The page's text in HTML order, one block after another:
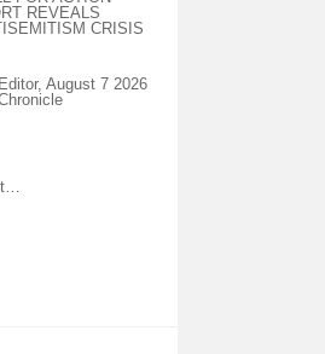
REVEALS
CRISIS
August 7 2026